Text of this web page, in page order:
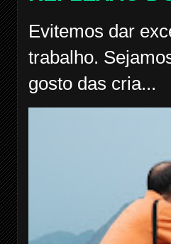
Evitemos dar
trabalho.
gosto das cria...